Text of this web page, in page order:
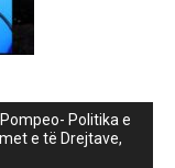
Politika e
e të Drejtave,